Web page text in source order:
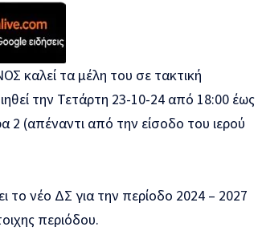
καλεί τα μέλη του σε τακτική
την Τετάρτη 23-10-24 από 18:00 έως
(απέναντι από την είσοδο του ιερού
νέο ΔΣ για την περίοδο 2024 – 2027
περιόδου.